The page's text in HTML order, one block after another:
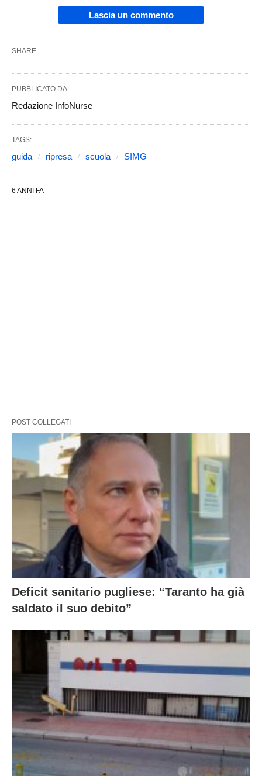
Lascia un commento
SHARE
PUBBLICATO DA
Redazione InfoNurse
TAGS:
guida ripresa scuola SIMG
6 ANNI FA
POST COLLEGATI
Deficit sanitario pugliese: “Taranto ha già
saldato il suo debito”